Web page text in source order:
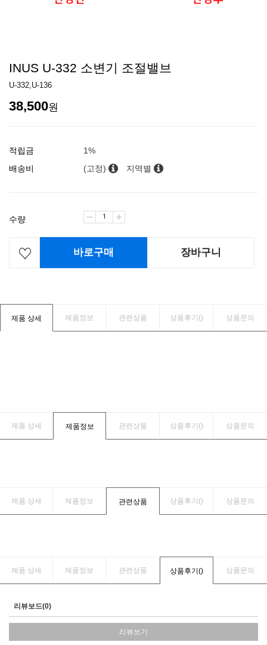
INUS U-332 소변기 조절밸브
U-332,U-136
38,500원
적립금
1%
배송비
(고정) 지역별
수량
바로구매 장바구니
제품 상세 제품정보 관련상품 상품후기() 상품문의
제품 상세 제품정보 관련상품 상품후기() 상품문의
제품 상세 제품정보 관련상품 상품후기() 상품문의
제품 상세 제품정보 관련상품 상품후기() 상품문의
리뷰보드(0)
리뷰쓰기